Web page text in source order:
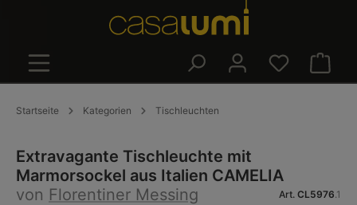
Startseite Kategorien Tischleuchten
Extravagante Tischleuchte mit
Marmorsockel aus Italien CAMELIA
von Florentiner Messing Art. CL5976.1